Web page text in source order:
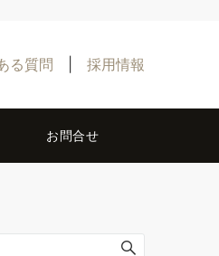
る質問 採用情報
お問合せ